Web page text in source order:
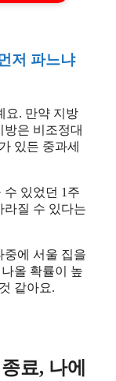
저 파느냐
요. 만약 지방
은 비조정대
있든 중과세
수 있었던 1주
라질 수 있다는
중에 서울 집을
올 확률이 높
같아요.
료, 나에